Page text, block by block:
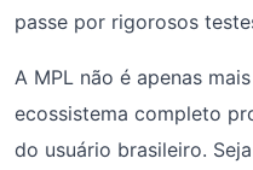
passe por rigorosos
A MPL não é apenas
ecossistema completo
do usuário brasileiro.